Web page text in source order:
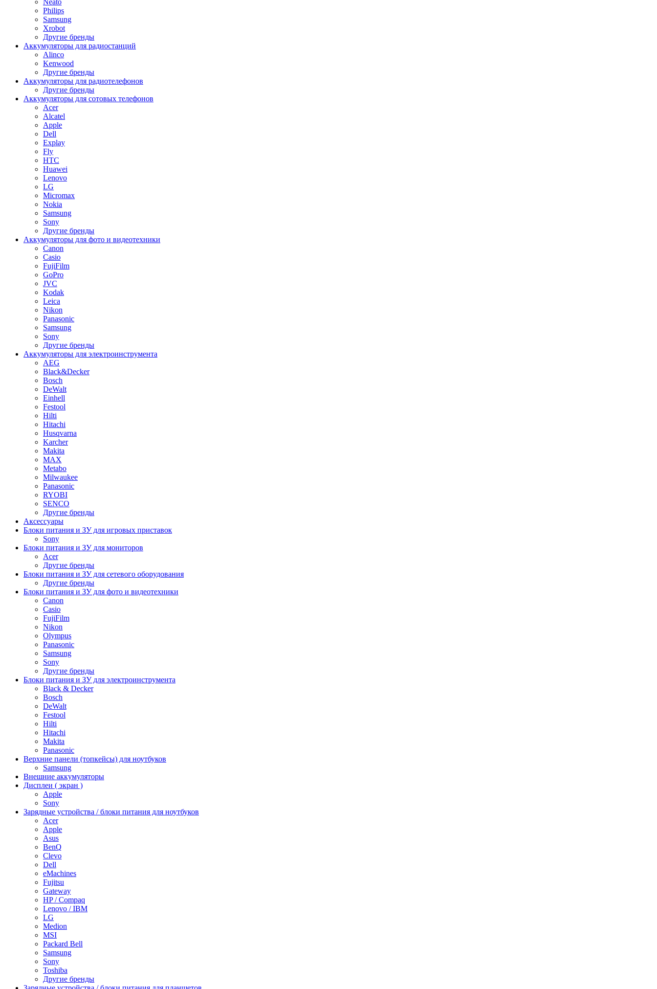
Philips
Samsung
Xrobot
Другие бренды
Аккумуляторы для радиостанций
Alinco
Kenwood
Другие бренды
Аккумуляторы для радиотелефонов
Другие бренды
Аккумуляторы для сотовых телефонов
Acer
Alcatel
Apple
Dell
Explay
Fly
HTC
Huawei
Lenovo
LG
Micromax
Nokia
Samsung
Sony
Другие бренды
Аккумуляторы для фото и видеотехники
Canon
Casio
FujiFilm
GoPro
JVC
Kodak
Leica
Nikon
Panasonic
Samsung
Sony
Другие бренды
Аккумуляторы для электроинструмента
AEG
Black&Decker
Bosch
DeWalt
Einhell
Festool
Hilti
Hitachi
Husqvarna
Karcher
Makita
MAX
Metabo
Milwaukee
Panasonic
RYOBI
SENCO
Другие бренды
Аксессуары
Блоки питания и ЗУ для игровых приставок
Sony
Блоки питания и ЗУ для мониторов
Acer
Другие бренды
Блоки питания и ЗУ для сетевого оборудования
Другие бренды
Блоки питания и ЗУ для фото и видеотехники
Canon
Casio
FujiFilm
Nikon
Olympus
Panasonic
Samsung
Sony
Другие бренды
Блоки питания и ЗУ для электроинструмента
Black & Decker
Bosch
DeWalt
Festool
Hilti
Hitachi
Makita
Panasonic
Верхние панели (топкейсы) для ноутбуков
Samsung
Внешние аккумуляторы
Дисплеи ( экран )
Apple
Sony
Зарядные устройства / блоки питания для ноутбуков
Acer
Apple
Asus
BenQ
Clevo
Dell
eMachines
Fujitsu
Gateway
HP / Compaq
Lenovo / IBM
LG
Medion
MSI
Packard Bell
Samsung
Sony
Toshiba
Другие бренды